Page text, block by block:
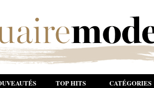
TOP HITS CATÉGORIES